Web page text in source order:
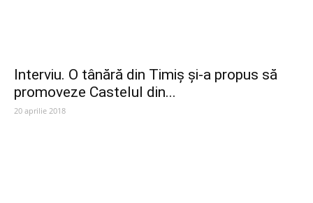
Interviu. O tânără din Timiș și-a propus să
promoveze Castelul din...
20 aprilie 2018